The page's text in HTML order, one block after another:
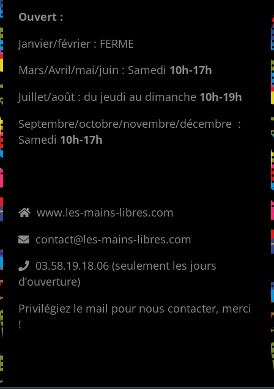
Ouvert :
Janvier/février : FERME
Mars/Avril/mai/juin : Samedi 10h-17h
Juillet/août : du jeudi au dimanche 10h-19h
Septembre/octobre/novembre/décembre :
Samedi 10h-17h
www.les-mains-libres.com
contact@les-mains-libres.com
03.58.19.18.06 (seulement les jours
d’ouverture)
Privilégiez le mail pour nous contacter, merci
!